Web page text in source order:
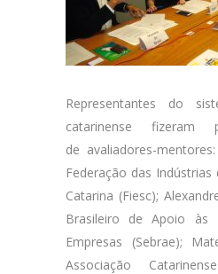
Representantes do
catarinense
de avaliadores-
Federação das
Catarina (Fiesc);
Brasileiro de Apoio às
Empresas (Sebrae);
Associação